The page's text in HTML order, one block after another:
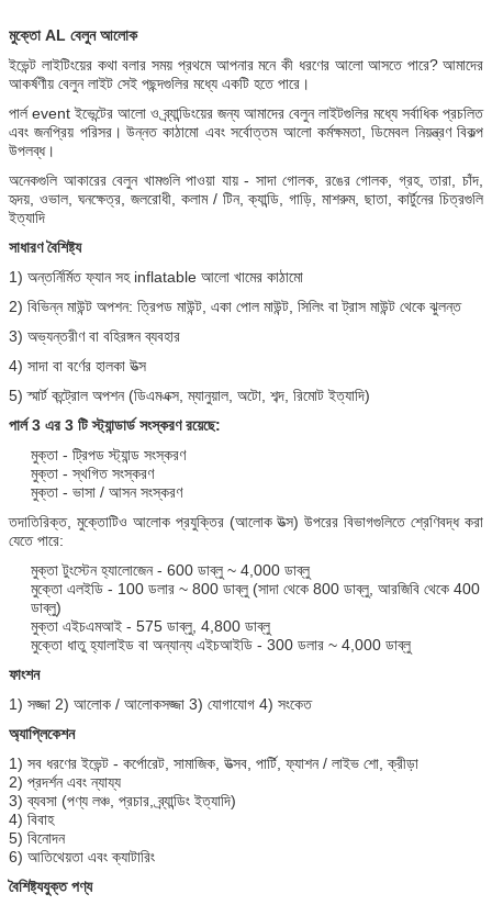
মুক্তো AL বেলুন আলোক
ইভেন্ট লাইটিংয়ের কথা বলার সময় প্রথমে আপনার মনে কী ধরণের আলো আসতে পারে? আমাদের
আকর্ষণীয় বেলুন লাইট সেই পছন্দগুলির মধ্যে একটি হতে পারে।
পার্ল event ইভেন্টের আলো ও ব্র্যান্ডিংয়ের জন্য আমাদের বেলুন লাইটগুলির মধ্যে সর্বাধিক প্রচলিত
এবং জনপ্রিয় পরিসর। উন্নত কাঠামো এবং সর্বোত্তম আলো কর্মক্ষমতা, ডিমেবল নিয়ন্ত্রণ বিকল্প
উপলব্ধ।
অনেকগুলি আকারের বেলুন খামগুলি পাওয়া যায় - সাদা গোলক, রঙের গোলক, গ্রহ, তারা, চাঁদ,
হৃদয়, ওভাল, ঘনক্ষেত্র, জলরোধী, কলাম / টিন, ক্যান্ডি, গাড়ি, মাশরুম, ছাতা, কার্টুনের চিত্রগুলি
ইত্যাদি
সাধারণ বৈশিষ্ট্য
1) অন্তর্নির্মিত ফ্যান সহ inflatable আলো খামের কাঠামো
2) বিভিন্ন মাউন্ট অপশন: ত্রিপড মাউন্ট, একা পোল মাউন্ট, সিলিং বা ট্রাস মাউন্ট থেকে ঝুলন্ত
3) অভ্যন্তরীণ বা বহিরঙ্গন ব্যবহার
4) সাদা বা বর্ণের হালকা উত্স
5) স্মার্ট কন্ট্রোল অপশন (ডিএমএক্স, ম্যানুয়াল, অটো, শব্দ, রিমোট ইত্যাদি)
পার্ল 3 এর 3 টি স্ট্যান্ডার্ড সংস্করণ রয়েছে:
মুক্তা - ট্রিপড স্ট্যান্ড সংস্করণ
মুক্তা - স্থগিত সংস্করণ
মুক্তা - ভাসা / আসন সংস্করণ
তদাতিরিক্ত, মুক্তোটিও আলোক প্রযুক্তির (আলোক উত্স) উপরের বিভাগগুলিতে শ্রেণিবদ্ধ করা
যেতে পারে:
মুক্তা টুংস্টেন হ্যালোজেন - 600 ডাব্লু ~ 4,000 ডাব্লু
মুক্তো এলইডি - 100 ডলার ~ 800 ডাব্লু (সাদা থেকে 800 ডাব্লু, আরজিবি থেকে 400
ডাব্লু)
মুক্তা এইচএমআই - 575 ডাব্লু, 4,800 ডাব্লু
মুক্তো ধাতু হ্যালাইড বা অন্যান্য এইচআইডি - 300 ডলার ~ 4,000 ডাব্লু
ফাংশন
1) সজ্জা 2) আলোক / আলোকসজ্জা 3) যোগাযোগ 4) সংকেত
অ্যাপ্লিকেশন
1) সব ধরণের ইভেন্ট - কর্পোরেট, সামাজিক, উত্সব, পার্টি, ফ্যাশন / লাইভ শো, ক্রীড়া
2) প্রদর্শন এবং ন্যায্য
3) ব্যবসা (পণ্য লঞ্চ, প্রচার, ব্র্যান্ডিং ইত্যাদি)
4) বিবাহ
5) বিনোদন
6) আতিথেয়তা এবং ক্যাটারিং
বৈশিষ্ট্যযুক্ত পণ্য